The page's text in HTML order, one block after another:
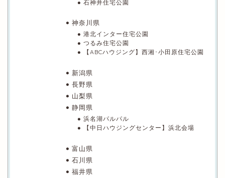
石神井住宅公園
神奈川県
港北インター住宅公園
つるみ住宅公園
【ABCハウジング】西湘･小田原住宅公園
新潟県
長野県
山梨県
静岡県
浜名湖パルパル
【中日ハウジングセンター】浜北会場
富山県
石川県
福井県